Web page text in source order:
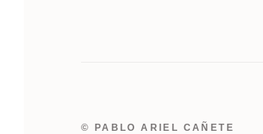
© PABLO ARIEL CAÑETE